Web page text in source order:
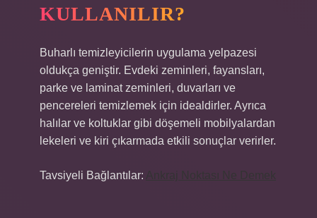
KULLANILIR?
Buharlı temizleyicilerin uygulama yelpazesi
oldukça geniştir. Evdeki zeminleri, fayansları,
parke ve laminat zeminleri, duvarları ve
pencereleri temizlemek için idealdirler. Ayrıca
halılar ve koltuklar gibi döşemeli mobilyalardan
lekeleri ve kiri çıkarmada etkili sonuçlar verirler.
Tavsiyeli Bağlantılar: